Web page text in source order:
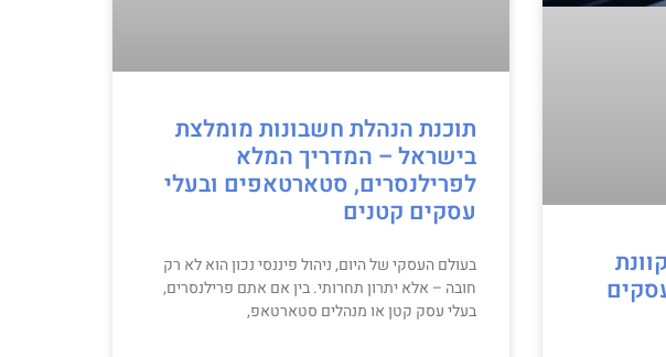
תוכנת הנהלת חשבונות מומלצת
בישראל – המדריך המלא
לפרילנסרים, סטארטאפים ובעלי
עסקים קטנים
בעולם העסקי של היום, ניהול פיננסי נכון הוא לא רק
חובה – אלא יתרון תחרותי. בין אם אתם פרילנסרים,
בעלי עסק קטן או מנהלים סטארטאפ,